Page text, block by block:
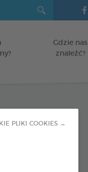
PLIKI COOKIES →
Gdzie nas
znaleźć?
do